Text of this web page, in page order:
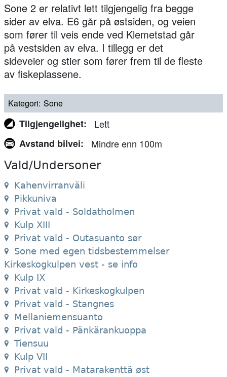
Sone 2 er relativt lett tilgjengelig fra begge
sider av elva. E6 går på østsiden, og veien
som fører til veis ende ved Klemetstad går
på vestsiden av elva. I tillegg er det
sideveier og stier som fører frem til de fleste
av fiskeplassene.
Kategori Sone
Tilgjengelighet
Lett
Avstand bilvei
Mindre enn 100m
Vald/Undersoner
Kahenvirranväli
Pikkuniva
Privat vald - Soldatholmen
Kulp XIII
Privat vald - Outasuanto sør
Sone med egen tidsbestemmelser
Kirkeskogkulpen vest - se info
Kulp IX
Privat vald - Kirkeskogkulpen
Privat vald - Stangnes
Mellaniemensuanto
Privat vald - Pänkärankuoppa
Tiensuu
Kulp VII
Privat vald - Matarakenttä øst